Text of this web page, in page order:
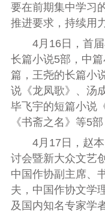
要在前期集中学习
推进要求，持续用
4月16日，首
长篇小说5部，中
篇，王尧的长篇小
说《龙凤歌》、汤
毕飞宇的短篇小说
《书斋之名》等5部
4月17日，赵
讨会暨新大众文艺
中国作协副主席、
夫，中国作协文学
及 国内知名专家学